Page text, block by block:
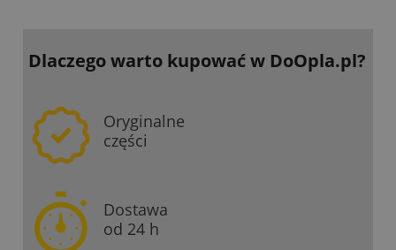
Dlaczego warto kupowaćw DoOpla.pl?
Oryginalne
części
Dostawa
od 24 h